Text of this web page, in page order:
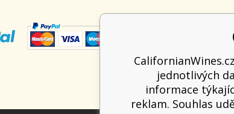
jednotlivých
informace
reklam. Souhlas